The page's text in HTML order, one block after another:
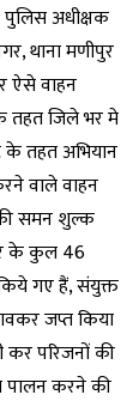
अधीक्षक
थाना मणीपुर
ऐसे वाहन
तहत जिले भर मे
के तहत अभियान
वाले वाहन
समन शुल्क
के कुल 46
गए हैं, संयुक्त
जप्त किया
कर परिजनों की
पालन करने की